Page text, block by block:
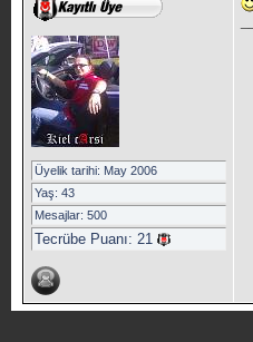
Üyelik tarihi: May 2006
Yaş: 43
Mesajlar: 500
Tecrübe Puanı: 21